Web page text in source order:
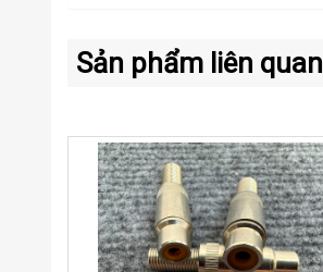
Sản phẩm liên quan